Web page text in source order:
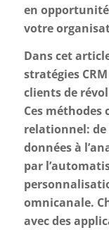
en
votre
Dans cet
stratégies
clients de
Ces méthodes
relationnel:
données à
par
omnicanale.
avec des